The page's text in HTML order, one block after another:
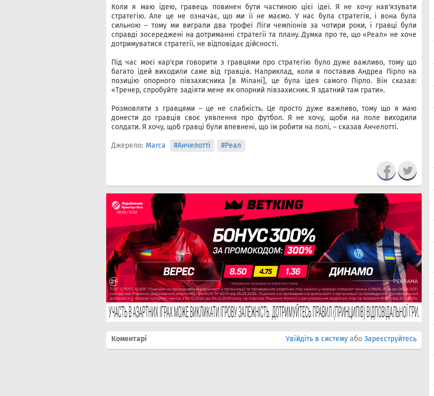
Коли я маю ідею, гравець повинен бути частиною цієї ідеї. Я не хочу нав'язувати
стратегію. Але це не означає, що ми її не маємо. У нас була стратегія, і вона була
сильною – тому ми виграли два трофеї Ліги чемпіонів за чотири роки, і гравці були
справді зосереджені на дотриманні стратегії та плану. Думка про те, що «Реал» не хоче
дотримуватися стратегії, не відповідає дійсності.
Під час моєї кар'єри говорити з гравцями про стратегію було дуже важливо, тому що
багато ідей виходили саме від гравців. Наприклад, коли я поставив Андреа Пірло на
позицію опорного півзахисника [в Мілані], це була ідея самого Пірло. Він сказав:
«Тренер, спробуйте задіяти мене як опорний півзахисник. Я здатний там грати».
Розмовляти з гравцями – це не слабкість. Це просто дуже важливо, тому що я маю
донести до гравців своє уявлення про футбол. Я не хочу, щоби на поле виходили
солдати. Я хочу, щоб гравці були впевнені, що їм робити на полі, – сказав Анчелотті.
Джерело: Marca #Анчелотті #Реал
Коментарі Увійдіть в систему або Зареєструйтесь